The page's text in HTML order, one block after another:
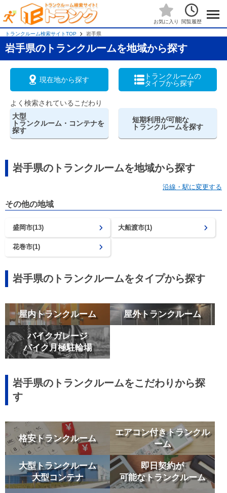
お気に入り 閲覧履歴
トランクルーム検索サイトTOP 岩手県
岩手県のトランクルームを地域から探す
現在地から探す
トランクルームの
タイプから探す
よく検索されているこだわり
大型
トランクルーム・コンテナを
探す
短期利用が可能な
トランクルームを探す
岩手県のトランクルームを地域から探す
沿線・駅に変更する
その他の地域
盛岡市(13) 大船渡市(1)
花巻市(1)
岩手県のトランクルームをタイプから探す
屋内トランクルーム 屋外トランクルーム
バイクガレージ
バイク月極駐輪場
岩手県のトランクルームをこだわりから探
す
格安トランクルーム
エアコン付きトランクル
ーム
大型トランクルーム
大型コンテナ
即日契約が
可能なトランクルーム